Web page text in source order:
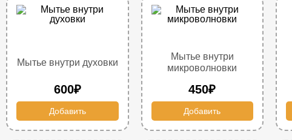
Мытье внутри духовки
600₽
Добавить
Мытье внутри
микроволновки
450₽
Добавить